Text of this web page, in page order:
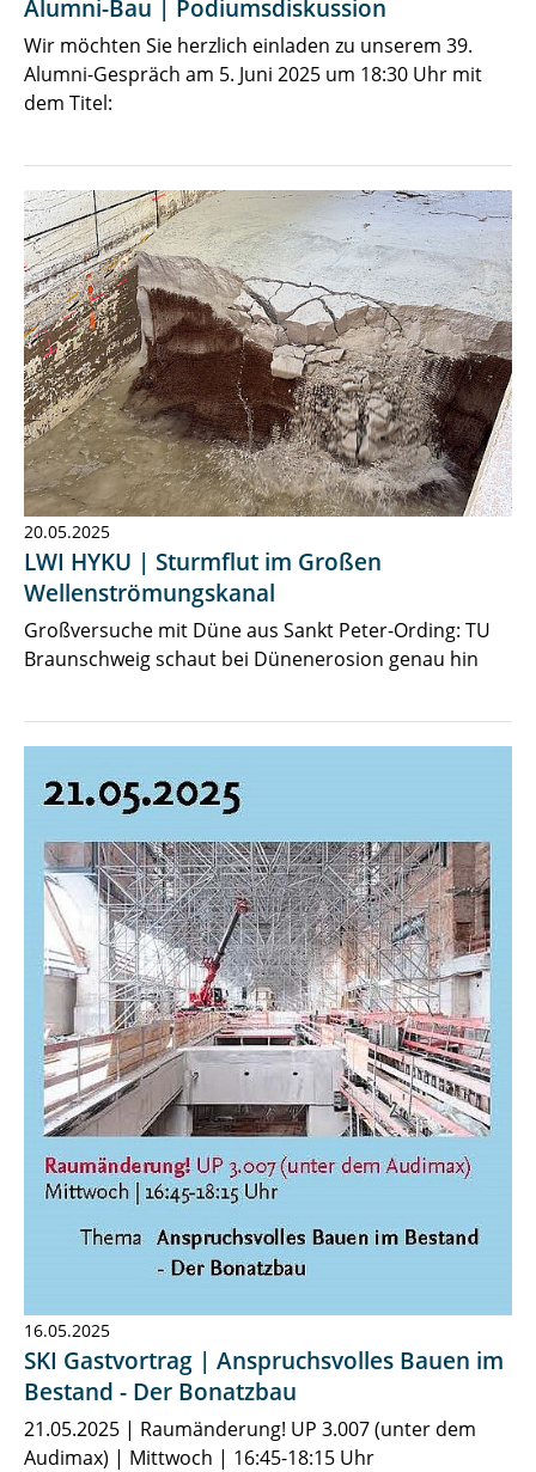
Alumni-Bau | Podiumsdiskussion
Wir möchten Sie herzlich einladen zu unserem 39.
Alumni-Gespräch am 5. Juni 2025 um 18:30 Uhr mit
dem Titel:
20.05.2025
LWI HYKU | Sturmflut im Großen
Wellenströmungskanal
Großversuche mit Düne aus Sankt Peter-Ording: TU
Braunschweig schaut bei Dünenerosion genau hin
16.05.2025
SKI Gastvortrag | Anspruchsvolles Bauen im
Bestand - Der Bonatzbau
21.05.2025 | Raumänderung! UP 3.007 (unter dem
Audimax) | Mittwoch | 16:45-18:15 Uhr